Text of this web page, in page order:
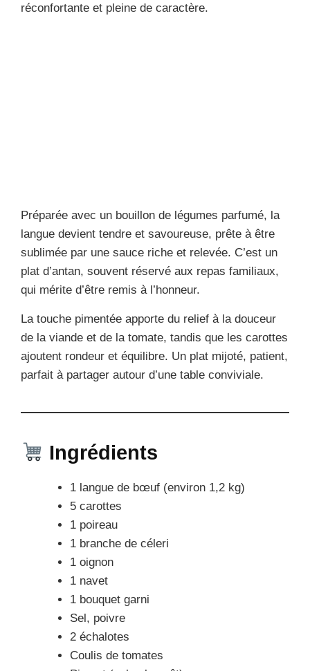
réconfortante et pleine de caractère.
Préparée avec un bouillon de légumes parfumé, la
langue devient tendre et savoureuse, prête à être
sublimée par une sauce riche et relevée. C’est un
plat d’antan, souvent réservé aux repas familiaux,
qui mérite d’être remis à l’honneur.
La touche pimentée apporte du relief à la douceur
de la viande et de la tomate, tandis que les carottes
ajoutent rondeur et équilibre. Un plat mijoté, patient,
parfait à partager autour d’une table conviviale.
Ingrédients
1 langue de bœuf (environ 1,2 kg)
5 carottes
1 poireau
1 branche de céleri
1 oignon
1 navet
1 bouquet garni
Sel, poivre
2 échalotes
Coulis de tomates